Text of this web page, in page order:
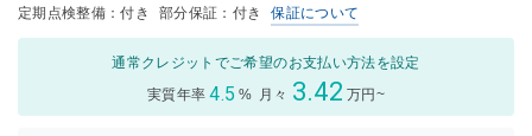
定期点検整備：付き 部分保証：付き 保証について
通常クレジットでご希望のお支払い方法を設定
実質年率 4.5 % 月々 3.42 万円~